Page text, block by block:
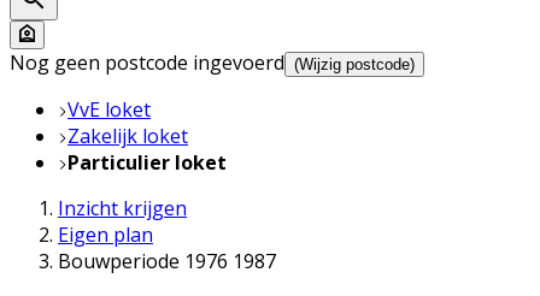
Nog geen postcode ingevoerd (Wijzig postcode)
VvE loket
Zakelijk loket
Particulier loket
Inzicht krijgen
Eigen plan
Bouwperiode 1976 1987